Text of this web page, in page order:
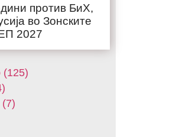
против БиХ,
во Зонските
2027
(125)